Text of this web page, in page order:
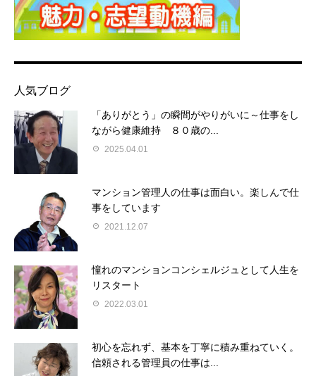
人気ブログ
「ありがとう」の瞬間がやりがいに～仕事をし
ながら健康維持 ８０歳の...
2025.04.01
マンション管理人の仕事は面白い。楽しんで仕
事をしています
2021.12.07
憧れのマンションコンシェルジュとして人生を
リスタート
2022.03.01
初心を忘れず、基本を丁寧に積み重ねていく。
信頼される管理員の仕事は...